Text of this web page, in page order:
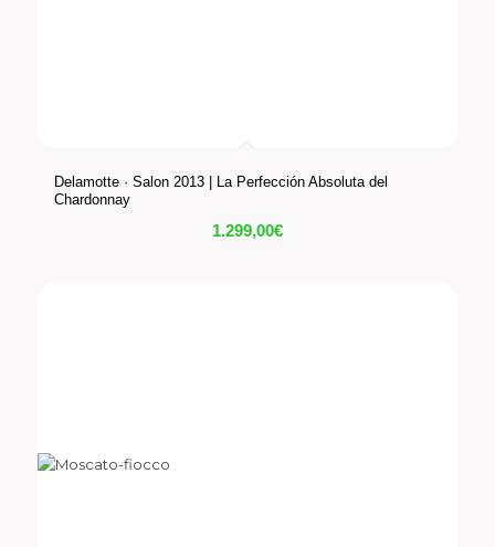
Delamotte · Salon 2013 | La Perfección Absoluta del
Chardonnay
1.299,00€